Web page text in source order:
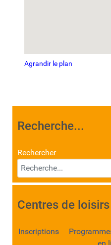
Agrandir le plan
Recherche...
Rechercher
Centres de loisirs
Inscriptions